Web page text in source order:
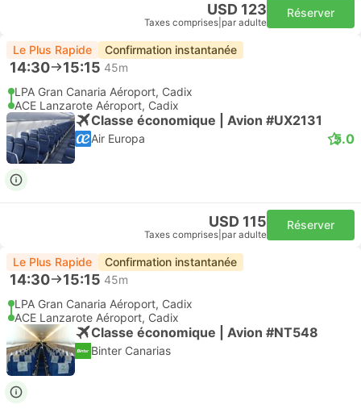
USD 123
Taxes comprises par adulte
Réserver
Le Plus Rapide Confirmation instantanée
14:30 15:15 45m
LPA Gran Canaria Aéroport, Cadix
ACE Lanzarote Aéroport, Cadix
Classe économique | Avion #UX2131
Air Europa 5.0
USD 115
Taxes comprises par adulte
Réserver
Le Plus Rapide Confirmation instantanée
14:30 15:15 45m
LPA Gran Canaria Aéroport, Cadix
ACE Lanzarote Aéroport, Cadix
Classe économique | Avion #NT548
Binter Canarias